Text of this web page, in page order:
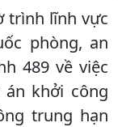
trình lĩnh vực
phòng, an
489 về việc
khởi công
trung hạn